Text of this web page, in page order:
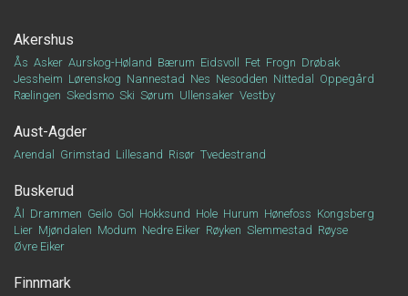
Akershus
Ås Asker Aurskog-Høland Bærum Eidsvoll Fet Frogn Drøbak
Jessheim Lørenskog Nannestad Nes Nesodden Nittedal
Oppegård
Rælingen Skedsmo Ski Sørum Ullensaker Vestby
Aust-Agder
Arendal Grimstad Lillesand Risør Tvedestrand
Buskerud
Ål Drammen Geilo Gol Hokksund Hole Hurum Hønefoss Kongsberg
Lier Mjøndalen Modum Nedre Eiker Røyken Slemmestad Røyse
Øvre Eiker
Finnmark